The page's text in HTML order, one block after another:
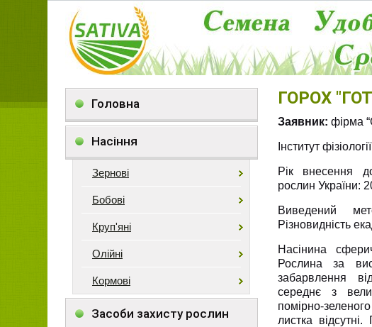
Головна
Насіння
Зернові
Бобові
Круп'яні
Олійні
Кормові
Засоби захисту рослин
ГОРОХ
Заявник: фірма
Інститут
Рік внесення
рослин України:
Виведений
Різновидність
Насінина
Рослина за
забарвлення
середнє з
помірно-
листка